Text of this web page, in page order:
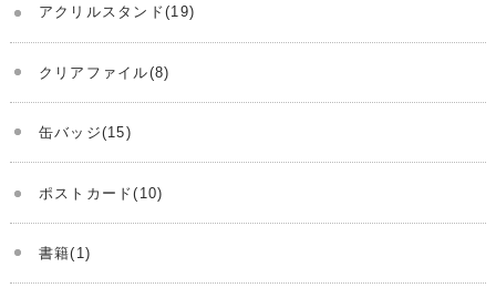
アクリルスタンド(19)
クリアファイル(8)
缶バッジ(15)
ポストカード(10)
書籍(1)